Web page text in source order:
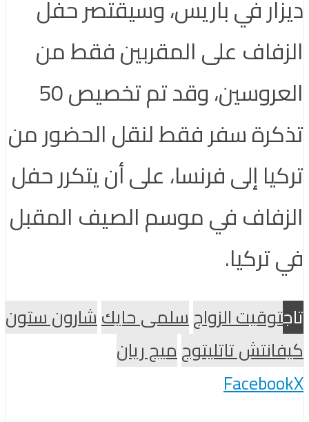
ديزار في باريس، وسيقتصر حفل
الزفاف على المقربين فقط من
العروسين، وقد تم تخصيص 50
تذكرة سفر فقط لنقل الحضور من
تركيا إلى فرنسا، على أن يتكرر حفل
الزفاف في موسم الصيف المقبل
في تركيا.
تاجتوقيت الزواجسلمى حايكشارون ستون
كيفانتش تاتليتوجميج ريان
FacebookX